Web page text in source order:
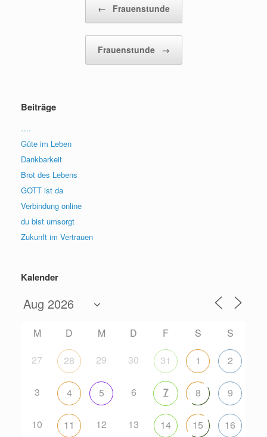
← Frauenstunde
Frauenstunde →
Beiträge
….
Güte im Leben
Dankbarkeit
Brot des Lebens
GOTT ist da
Verbindung online
du bist umsorgt
Zukunft im Vertrauen
Kalender
M D M D F S
S
27
28 29 30 31 1 2
3 4 5 6 7 8 9
10 11 12 13 14 15 16